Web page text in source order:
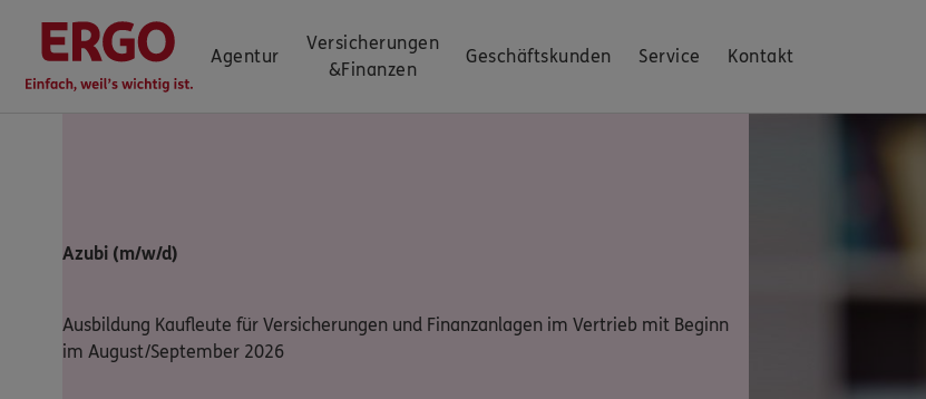
Agentur
Versicherungen
&Finanzen
Geschäftskunden Service Kontakt
Azubi (m/w/d)
Ausbildung Kaufleute für Versicherungen und Finanzanlagen im Vertrieb mit Beginn
im August/September 2026